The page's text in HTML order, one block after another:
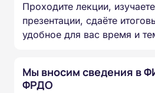
Проходите лекции,
презентации, сдаёте
удобное для вас время и
Мы вносим сведения в
ФРДО